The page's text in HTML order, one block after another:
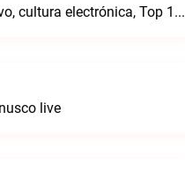
Online Radio, música electrónica en vivo, cultura electrónica, Top 10 semanal, videos, descargasTronicaFM live
live